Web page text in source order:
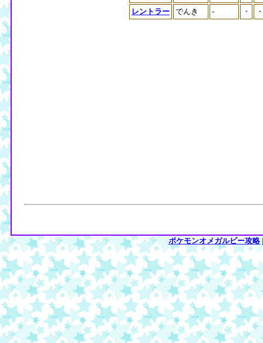
レントラー
でんき - ・ ・
ポケモンオメガルビー攻略